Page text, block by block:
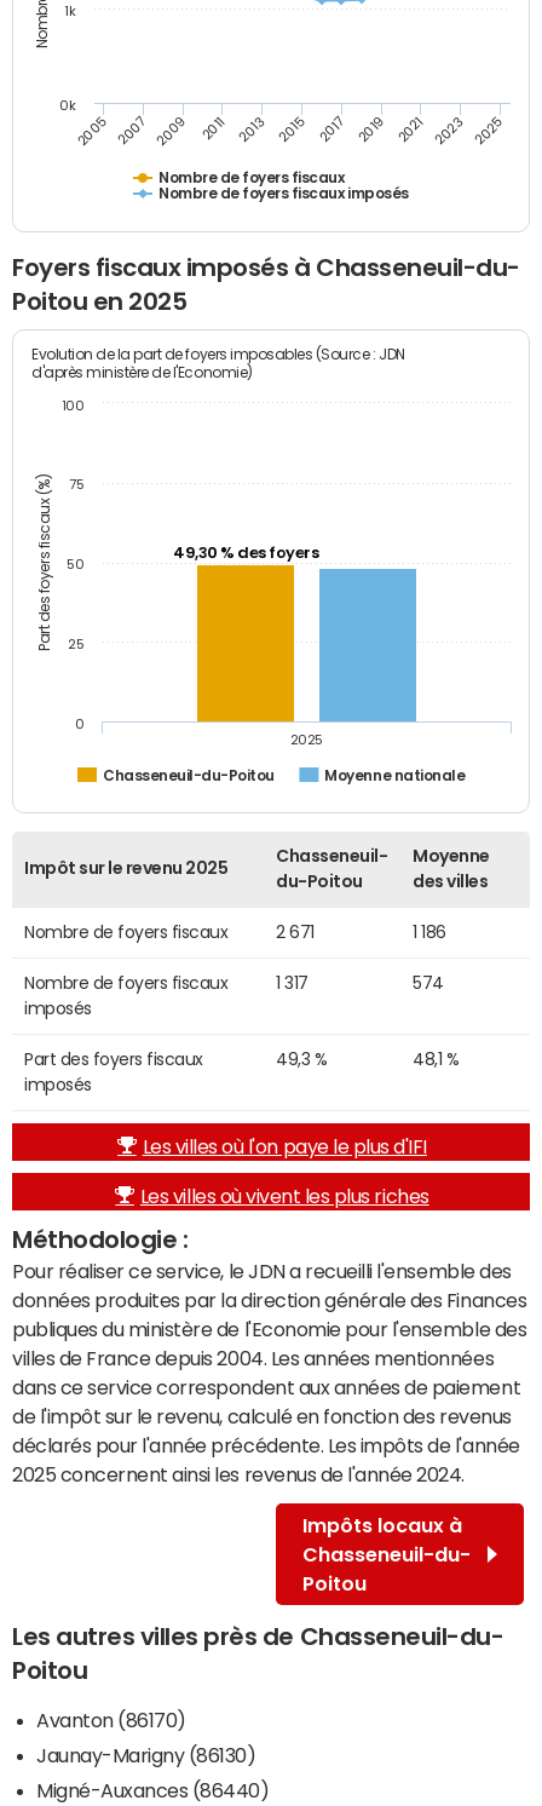
Nombre de foyers fiscaux
Nombre de foyers fiscaux imposés
2005 2007 2009 2011 2013 2015 2017 2019 2021 2023 2025
0k
1k
Foyers fiscaux imposés à Chasseneuil-du-
Poitou en 2025
Part des foyers fiscaux (%)
Evolution de la part de foyers imposables (Source : JDN
d'après ministère de l'Economie)
49,30 % des foyers
Chasseneuil-du-Poitou Moyenne nationale
2025
0
25
50
75
100
Impôt sur le revenu 2025
Chasseneuil-
du-Poitou
Moyenne
des villes
Nombre de foyers fiscaux 2 671 1 186
Nombre de foyers fiscaux
imposés
1 317 574
Part des foyers fiscaux
imposés
49,3 % 48,1 %
Les villes où l'on paye le plus d'IFI
Les villes où vivent les plus riches
Méthodologie :
Pour réaliser ce service, le JDN a recueilli l'ensemble des
données produites par la direction générale des Finances
publiques du ministère de l'Economie pour l'ensemble des
villes de France depuis 2004. Les années mentionnées
dans ce service correspondent aux années de paiement
de l'impôt sur le revenu, calculé en fonction des revenus
déclarés pour l'année précédente. Les impôts de l'année
2025 concernent ainsi les revenus de l'année 2024.
Impôts locaux à
Chasseneuil-du-
Poitou
Les autres villes près de Chasseneuil-du-
Poitou
Avanton (86170)
Jaunay-Marigny (86130)
Migné-Auxances (86440)